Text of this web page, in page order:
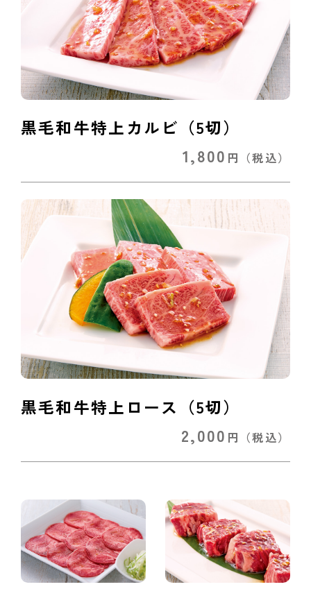
黒毛和牛特上カルビ（5切）
1,800 円 （税込）
黒毛和牛特上ロース（5切）
2,000 円 （税込）